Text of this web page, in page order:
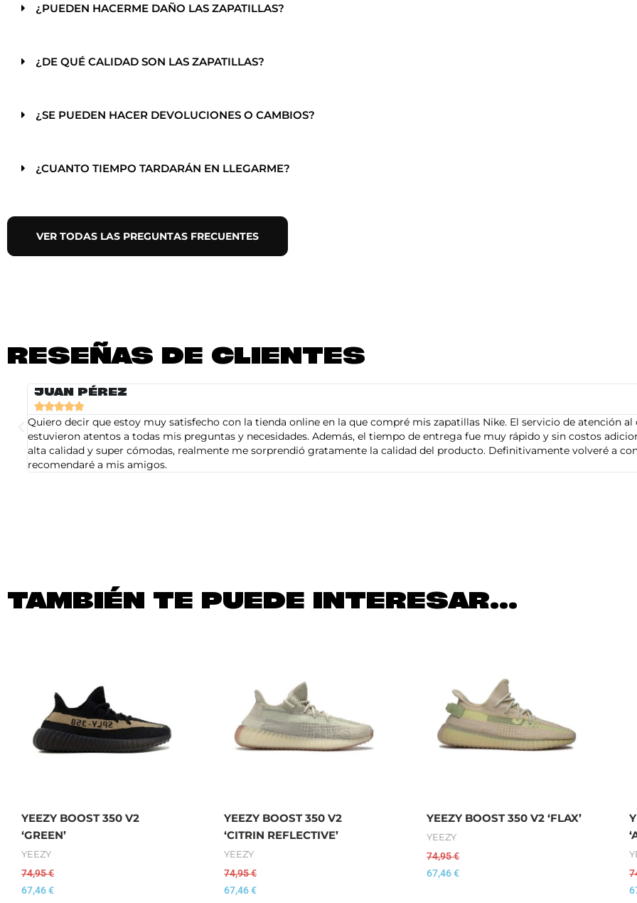
¿PUEDEN HACERME DAÑO LAS ZAPATILLAS?
¿DE QUÉ CALIDAD SON LAS ZAPATILLAS?
¿SE PUEDEN HACER DEVOLUCIONES O CAMBIOS?
¿CUANTO TIEMPO TARDARÁN EN LLEGARME?
VER TODAS LAS PREGUNTAS FRECUENTES
RESEÑAS DE CLIENTES
JUAN PÉREZ

Quiero decir que estoy muy satisfecho con la tienda online en la que compré mis zapatillas Nike. El servicio de atención al
estuvieron atentos a todas mis preguntas y necesidades. Además, el tiempo de entrega fue muy rápido y sin costos
alta calidad y super cómodas, realmente me sorprendió gratamente la calidad del producto. Definitivamente volveré a
recomendaré a mis amigos.
TAMBIÉN TE PUEDE INTERESAR...
YEEZY BOOST 350 V2
‘GREEN’
YEEZY
74,95€
67,46€
YEEZY BOOST 350 V2
‘CITRIN REFLECTIVE’
YEEZY
74,95€
67,46€
YEEZY BOOST 350 V2 ‘FLAX’
YEEZY
74,95€
67,46€